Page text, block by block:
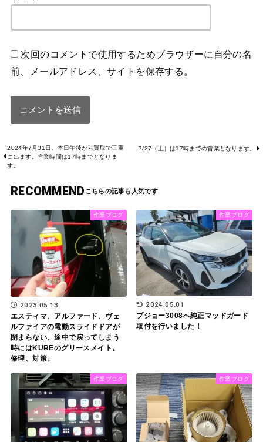
次回のコメントで使用するためブラウザーに自分の名
前、メールアドレス、サイトを保存する。
2024年7月31日。本日午後から買取で三重
に出ます。営業時間は17時までとなりま
す。
7/27（土）は17時までの営業となります。
RECOMMEND
作業ブログ
2023.05.13
エスティマ、アルファード、ヴェ
ルファイアの電動スライドドアが
閉まらない、途中で戻ってしまう
時にはKUREのグリースメイト。
修理、対策。
作業ブログ
2024.05.01
プジョー3008へ純正マッドガード
取付を行いました！
作業ブログ 作業ブログ